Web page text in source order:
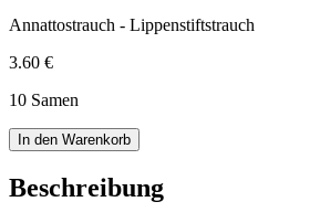
Annattostrauch - Lippenstiftstrauch
3.60 €
10 Samen
In den Warenkorb
Beschreibung